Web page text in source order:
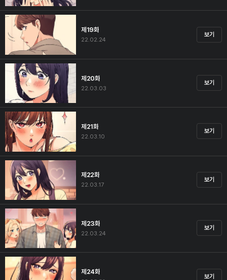
제19화
22.02.24
보기
제20화
22.03.03
보기
제21화
22.03.10
보기
제22화
22.03.17
보기
제23화
22.03.24
보기
제24화
보기